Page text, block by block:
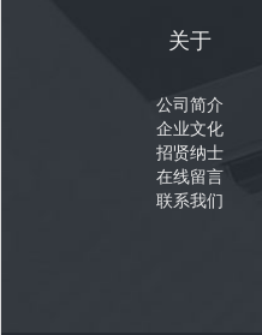
关于
公司简介
企业文化
招贤纳士
在线留言
联系我们